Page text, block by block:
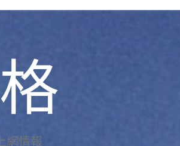
網情報